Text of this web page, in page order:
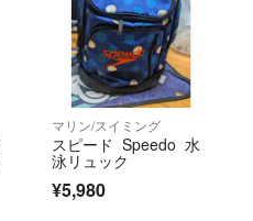
マリン/スイミング
スピード Speedo 水
泳リュック
¥5,980